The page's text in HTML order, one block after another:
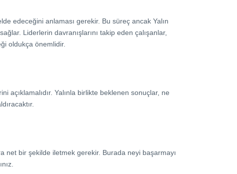
edeceğini anlaması gerekir. Bu süreç ancak Yalın
Liderlerin davranışlarını takip eden çalışanlar,
oldukça önemlidir.
açıklamalıdır. Yalınla birlikte beklenen sonuçlar, ne
net bir şekilde iletmek gerekir. Burada neyi başarmayı